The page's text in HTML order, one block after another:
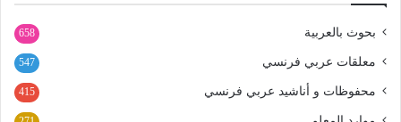
بحوث بالعربية 658
معلقات عربي فرنسي 547
محفوظات و أناشيد عربي فرنسي 415